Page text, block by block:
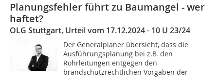
Planungsfehler führt zu Baumangel - wer
haftet?
OLG Stuttgart, Urteil vom 17.12.2024 - 10 U 23/24
Der Generalplaner übersieht, dass die
Ausführungsplanung bei z.B. den
Rohrleitungen entgegen den
brandschutzrechtlichen Vorgaben der